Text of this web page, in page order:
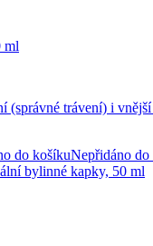
ml
(správné trávení) i
do košíkuNepřidáno